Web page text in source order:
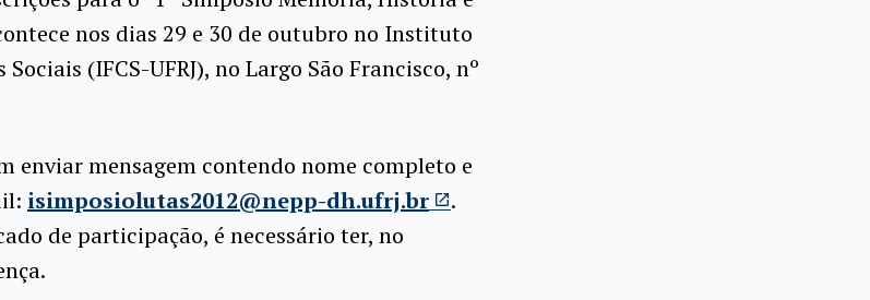
nos dias 29 e 30 de outubro no Instituto
(IFCS-UFRJ), no Largo São Francisco, nº
enviar mensagem contendo nome completo e
isimposiolutas2012@nepp-dh.ufrj.br
.
de participação, é necessário ter, no